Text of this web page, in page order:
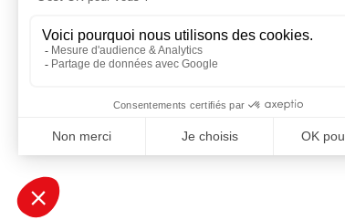
L'Envolée